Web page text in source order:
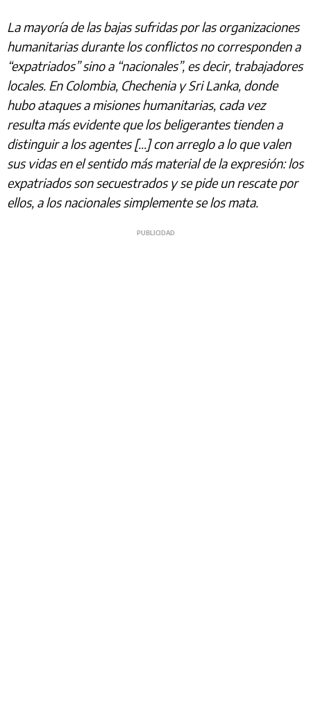
La mayoría de las bajas sufridas por las organizaciones
humanitarias durante los conflictos no corresponden a
“expatriados” sino a “nacionales”, es decir, trabajadores
locales. En Colombia, Chechenia y Sri Lanka, donde
hubo ataques a misiones humanitarias, cada vez
resulta más evidente que los beligerantes tienden a
distinguir a los agentes […] con arreglo a lo que valen
sus vidas en el sentido más material de la expresión: los
expatriados son secuestrados y se pide un rescate por
ellos, a los nacionales simplemente se los mata.